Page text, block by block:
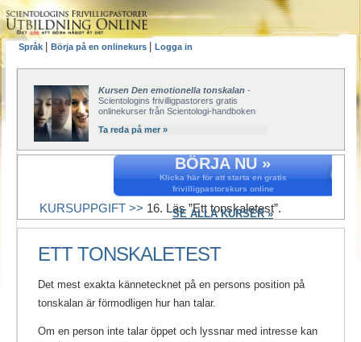
Språk Börja på en onlinekurs Logga in
Kursen Den emotionella tonskalan -
Scientologins frivilligpastorers gratis
onlinekurser från Scientologi-handboken
Ta reda på mer »
BÖRJA NU »
Klicka här för att starta en gratis
frivilligpastorskurs online
SE ALLA KURSER »
KURSUPPGIFT >> 16. Läs ”Ett tonskaletest”.
ETT TONSKALETEST
Det mest exakta kännetecknet på en persons position på
tonskalan är förmodligen hur han talar.
Om en person inte talar öppet och lyssnar med intresse kan